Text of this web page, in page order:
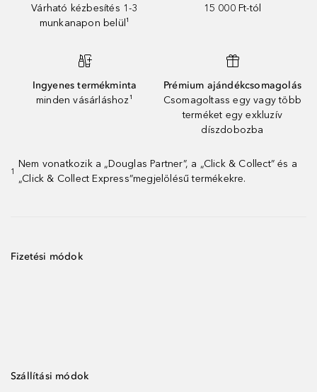
Várható kézbesítés 1-3
munkanapon belül¹
15 000 Ft-tól
Ingyenes termékminta
minden vásárláshoz¹
Prémium ajándékcsomagolás
Csomagoltass egy vagy több
terméket egy exkluzív
díszdobozba
1
Nem vonatkozik a „Douglas Partner”, a „Click & Collect” és a
„Click & Collect Express”megjelölésű termékekre.
Fizetési módok
Szállítási módok